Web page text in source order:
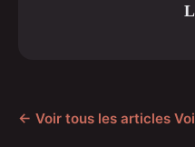
← Voir tous les articles